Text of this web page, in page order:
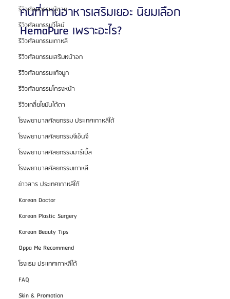
รีวิวศัลยกรรมผู้ชาย
รีวิวศัลยกรรมวีไลน์
รีวิวศัลยกรรมเกาหลี
รีวิวศัลยกรรมเสริมหน้าอก
รีวิวศัลยกรรมแก้จมูก
รีวิวศัลยกรรมโครงหน้า
รีวิวเกลี่ยไขมันใต้ตา
โรงพยาบาลศัลยกรรม ประเทศเกาหลีใต้
โรงพยาบาลศัลยกรรมจีเอ็นจี
โรงพยาบาลศัลยกรรมมาร์เบิ้ล
โรงพยาบาลศัลยกรรมเกาหลี
ข่าวสาร ประเทศเกาหลีใต้
Korean Doctor
Korean Plastic Surgery
Korean Beauty Tips
Oppa Me Recommend
โรงแรม ประเทศเกาหลีใต้
FAQ
Skin & Promotion
คนที่ทานอาหารเสริมเยอะ นิยมเลือก
HemaPure เพราะอะไร?